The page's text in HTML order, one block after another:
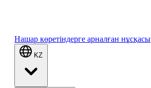
Нашар көретіндерге арналған нұсқасы
KZ